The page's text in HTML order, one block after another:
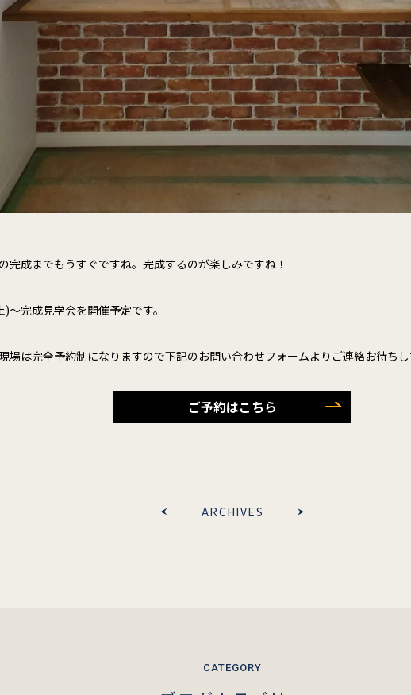
完成までもうすぐですね。完成するのが楽しみですね！
～完成見学会を開催予定です。
場は完全予約制になりますので下記のお問い合わせフォームよりご連絡お待ちし
ご予約はこちら
ARCHIVES